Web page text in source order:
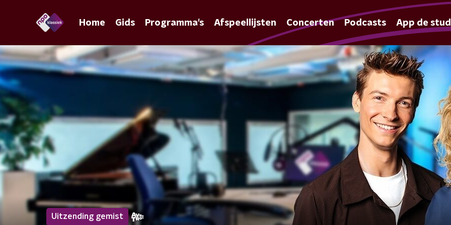
Home Gids Programma's Afspeellijsten Concerten Podcasts App de
Uitzending gemist